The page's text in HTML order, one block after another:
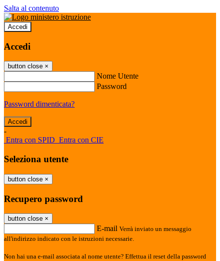
Salta al contenuto
Accedi
Accedi
button close ×
Nome Utente
Password
Password dimenticata?
-
Entra con SPID Entra con CIE
Seleziona utente
button close ×
Recupero password
button close ×
E-mail Verrà inviato un messaggio
all'indirizzo indicato con le istruzioni necessarie.
Non hai una e-mail associata al nome utente? Effettua il reset della password